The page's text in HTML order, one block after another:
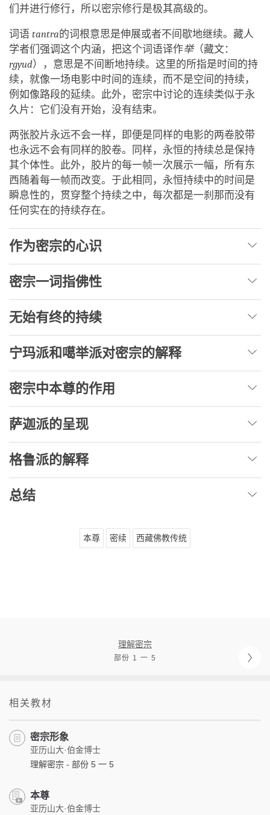
们并进行修行，所以密宗修行是极其高级的。
词语 tantra的词根意思是伸展或者不间歇地继续。藏人
学者们强调这个内涵，把这个词语译作举（藏文：
rgyud），意思是不间断地持续。这里的所指是时间的持
续，就像一场电影中时间的连续，而不是空间的持续，
例如像路段的延续。此外，密宗中讨论的连续类似于永
久片：它们没有开始，没有结束。
两张胶片永远不会一样，即便是同样的电影的两卷胶带
也永远不会有同样的胶卷。同样，永恒的持续总是保持
其个体性。此外，胶片的每一帧一次展示一幅，所有东
西随着每一帧而改变。于此相同，永恒持续中的时间是
瞬息性的，贯穿整个持续之中，每次都是一刹那而没有
任何实在的持续存在。
作为密宗的心识
密宗一词指佛性
无始有终的持续
宁玛派和噶举派对密宗的解释
密宗中本尊的作用
萨迦派的呈现
格鲁派的解释
总结
本尊 密续 西藏佛教传统
理解密宗
部份 1 一 5
相关教材
密宗形象
亚历山大·伯金博士
理解密宗 - 部份 5 一 5
本尊
亚历山大·伯金博士